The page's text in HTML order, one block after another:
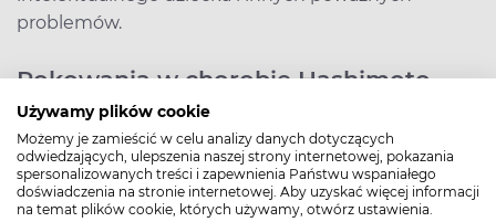
Używamy plików cookie
Możemy je zamieścić w celu analizy danych dotyczących
odwiedzających, ulepszenia naszej strony internetowej, pokazania
spersonalizowanych treści i zapewnienia Państwu wspaniałego
doświadczenia na stronie internetowej. Aby uzyskać więcej informacji
na temat plików cookie, których używamy, otwórz ustawienia.
problemów.
Rokowania w chorobie Hashimoto
Lewotyroksyna nie jest w stanie sprawić, że choroba
Hashimoto zostanie wyleczona, jednak zapobiega
skutkom niedoboru hormonów, sprawia, że
uciążliwe objawy ustępują, a chory czuje się tak,